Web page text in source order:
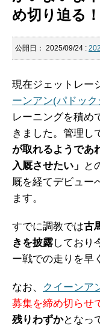
め切り迫る！
公開日： 2025/09/24 :
現在ジェットレー
ーンアン(パドック
レーニングを積め
きました。管理し
が取れるようであ
入厩させたい」
と
厩を経てデビュー
ます。
すでに調教では古
きを披露しており
ー戦での走りを早
なお、 クイーンア
募集を締め切らせ
残りわずかとなっ